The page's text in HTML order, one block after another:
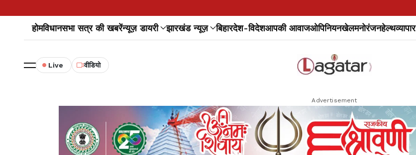
होमविधानसभा सत्र की खबरेंन्यूज़ डायरी झारखंड न्यूज़ बिहारदेश-विदेशआपकी आवाजओपिनियनखेलमनोरंजनहेल्थव्यापार
Live वीडियो
Advertisement